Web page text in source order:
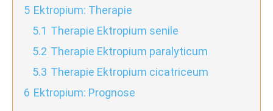
5 Ektropium: Therapie
5.1 Therapie Ektropium senile
5.2 Therapie Ektropium paralyticum
5.3 Therapie Ektropium cicatriceum
6 Ektropium: Prognose